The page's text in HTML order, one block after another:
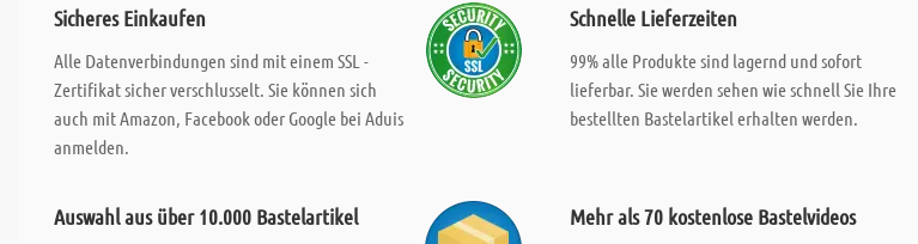
Sicheres Einkaufen
Alle Datenverbindungen sind mit einem SSL -
Zertifikat sicher verschlusselt. Sie können sich
auch mit Amazon, Facebook oder Google bei Aduis
anmelden.
Schnelle Lieferzeiten
99% alle Produkte sind lagernd und sofort
lieferbar. Sie werden sehen wie schnell Sie Ihre
bestellten Bastelartikel erhalten werden.
Auswahl aus über 10.000 Bastelartikel Mehr als 70 kostenlose Bastelvideos